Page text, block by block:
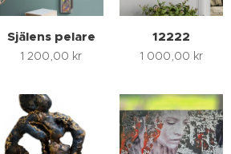
Själens pelare
1 200,00 kr
12222
1 000,00 kr